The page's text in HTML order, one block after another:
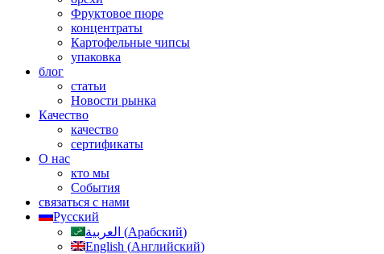
Фруктовое пюре
концентраты
Картофельные чипсы
упаковка
блог
статьи
Новости рынка
Качество
качество
сертификаты
О нас
кто мы
События
связаться с нами
Русский
العربية (Арабский)
English (Английский)